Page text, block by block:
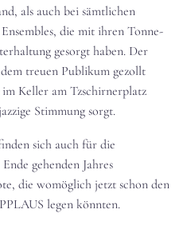
als auch bei sämtlichen
die mit ihren Tonne-
gesorgt haben. Der
treuen Publikum gezollt
Keller am Tzschirnerplatz
Stimmung sorgt.
sich auch für die
gehenden Jahres
die womöglich jetzt schon den
legen könnten.